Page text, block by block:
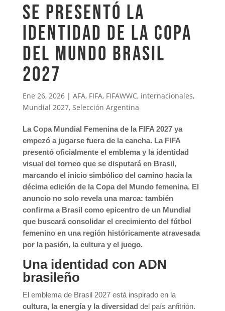
SE PRESENTÓ LA
IDENTIDAD DE LA COPA
DEL MUNDO BRASIL
2027
Ene 26, 2026| AFA, FIFA, FIFAWWC, internacionales,
Mundial 2027, Selección Argentina
La Copa Mundial Femenina de la FIFA 2027ya
empezó a jugarse fuera de la cancha. La FIFA
presentó oficialmente el emblema y la identidad
visual del torneo que se disputará en Brasil,
marcando el inicio simbólico del camino hacia la
décima edición de la Copa del Mundo femenina. El
anuncio no solo revela una marca: también
confirma a Brasil como epicentro de un Mundial
que buscará consolidar el crecimiento del fútbol
femenino en una región históricamente atravesada
por la pasión, la cultura y el juego.
Una identidad con ADN
brasileño
El emblema de Brasil 2027 está inspirado en la
cultura, la energía y la diversidad del país anfitrión.